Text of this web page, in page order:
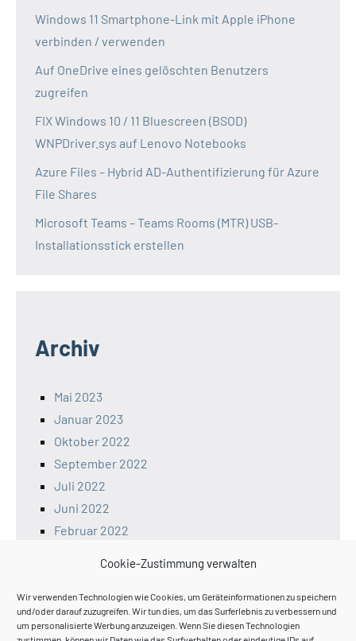
Cookie-Zustimmung verwalten
Wir verwenden Technologien wie Cookies, um Geräteinformationen zu speichern
und/oder darauf zuzugreifen. Wir tun dies, um das Surferlebnis zu verbessern und
um personalisierte Werbung anzuzeigen. Wenn Sie diesen Technologien
Windows 11 Smartphone-Link mit Apple iPhone
verbinden / verwenden
Auf OneDrive eines gelöschten Benutzers
zugreifen
FIX Windows 10 / 11 Bluescreen (BSOD)
WNPDriver.sys auf Lenovo Notebooks
Azure Files – Hybrid AD-Authentifizierung für Azure
File Shares
Microsoft Teams – Teams Rooms (MTR) USB-
Installationsstick erstellen
Archiv
Mai 2023
Januar 2023
Oktober 2022
September 2022
Juli 2022
Juni 2022
Februar 2022
November 2021